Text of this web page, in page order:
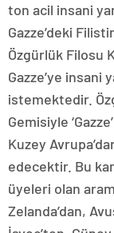
ton acil insani
Gazze’deki
Özgürlük Filosu
Gazze’ye insani
istemektedir.
Gemisiyle
Kuzey
edecektir. Bu
üyeleri olan
Zelanda’dan,